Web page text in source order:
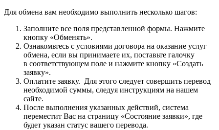
Для обмена вам необходимо выполнить несколько шагов:
Заполните все поля представленной формы. Нажмите
кнопку «Обменять».
Ознакомьтесь с условиями договора на оказание услуг
обмена, если вы принимаете их, поставьте галочку
в соответствующем поле и нажмите кнопку «Создать
заявку».
Оплатите заявку. Для этого следует совершить перевод
необходимой суммы, следуя инструкциям на нашем
сайте.
После выполнения указанных действий, система
переместит Вас на страницу «Состояние заявки», где
будет указан статус вашего перевода.